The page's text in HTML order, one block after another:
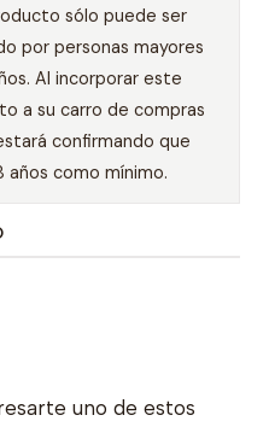
sólo puede ser
por personas mayores
Al incorporar este
a su carro de compras
confirmando que
años como mínimo.
uno de estos